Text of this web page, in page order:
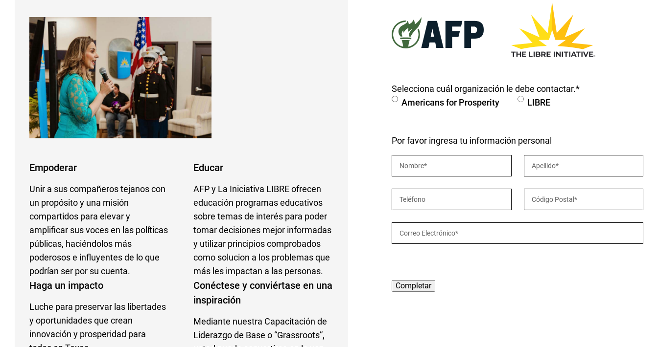
Empoderar
Unir a sus compañeros tejanos con
un propósito y una misión
compartidos para elevar y
amplificar sus voces en las políticas
públicas, haciéndolos más
poderosos e influyentes de lo que
podrían ser por su cuenta.
Educar
AFP y La Iniciativa LIBRE ofrecen
educación programas educativos
sobre temas de interés para poder
tomar decisiones mejor informadas
y utilizar principios comprobados
como solucion a los problemas que
más les impactan a las personas.
Haga un impacto
Luche para preservar las libertades
y oportunidades que crean
innovación y prosperidad para
Conéctese y conviértase en una
inspiración
Mediante nuestra Capacitación de
Liderazgo de Base o “Grassroots”,
campos
obligatorios
Selecciona cuál organización le debe contactar.*
Americans for Prosperity
LIBRE
Por favor ingresa tu información personal
Nombre* Apellido*
Teléfono Código Postal *
Correo Electrónico*